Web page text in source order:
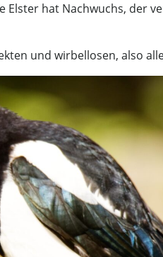
Elster hat Nachwuchs, der
und wirbellosen, also